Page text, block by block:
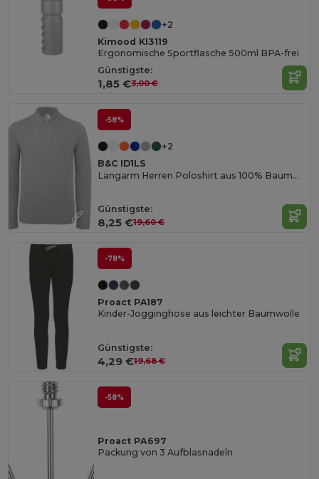
+2
Kimood KI3119
Ergonomische Sportflasche 500ml BPA-frei
Günstigste:
1,85 €3,00 €
-58%
+2
B&C ID1LS
Langarm Herren Poloshirt aus 100% Baumwolle
Günstigste:
8,25 €19,60 €
-78%
Proact PA187
Kinder-Jogginghose aus leichter Baumwolle
Günstigste:
4,29 €19,68 €
-58%
Proact PA697
Packung von 3 Aufblasnadeln